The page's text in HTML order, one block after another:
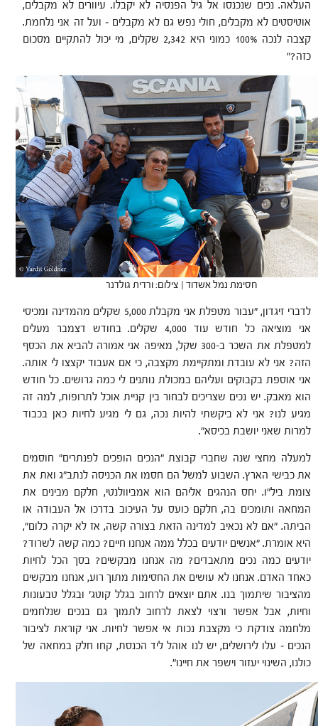
העלאה. נכים שנכנסו אל גיל הפנסיה לא יקבלו. עיוורים לא מקבלים,
אוטיסטים לא מקבלים, חולי נפש גם לא מקבלים – ועל זה אני נלחמת.
קצבה לנכה 100% כמוני היא 2,342 שקלים, מי יכול להתקיים מסכום
כזה?"
חסימת נמל אשדוד | צילום: ורדית גולדנר
לדברי זיגדון, "עבור מטפלת אני מקבלת 5,000 שקלים מהמדינה ומכיסי
אני מוציאה כל חודש עוד 4,000 שקלים. בחודש דצמבר מעלים
למטפלת את השכר ב-300 שקל, מאיפה אני אמורה להביא את הכסף
הזה? אני לא עובדת ומתקיימת מקצבה, כי אם אעבוד יקצצו לי אותה.
אני אוספת בקבוקים ועליהם במכולת נותנים לי כמה גרושים. כל חודש
הוא מאבק. יש נכים שצריכים לבחור בין קניית אוכל לתרופות, למה זה
מגיע לנו? אני לא ביקשתי להיות נכה, גם לי מגיע לחיות כאן בכבוד
למרות שאני יושבת בכיסא".
למעלה מחצי שנה שחברי קבוצת "הנכים הופכים לפנתרים" חוסמים
את כבישי הארץ. השבוע למשל הם חסמו את הכניסה לנתב"ג ואת את
צומת ביל"ו. יחס הנהגים אליהם הוא אמביוולנטי, חלקם מבינים את
המחאה ותומכים בה, חלקם כועס על העיכוב בדרכו אל העבודה או
הביתה. "אם לא נכאיב למדינה הזאת בצורה קשה, אז לא יקרה כלום",
היא אומרת. "אנשים יודעים בכלל ממה אנחנו חיים? כמה קשה לשרוד?
יודעים כמה נכים מתאבדים? מה אנחנו מבקשים? בסך הכל לחיות
כאחד האדם. אנחנו לא עושים את החסימות מתוך רוע, אנחנו מבקשים
מהציבור שיתמוך בנו. אתם יוצאים לרחוב בגלל קוטג' ובגלל טבעונות
וחיות, אבל אפשר ורצוי לצאת לרחוב לתמוך גם בנכים שנלחמים
מלחמה צודקת כי מקצבת נכות אי אפשר לחיות. אני קוראת לציבור
הנכים – עלו לירושלים, יש לנו אוהל ליד הכנסת, קחו חלק במחאה של
כולנו, השינוי יעזור וישפר את חיינו".